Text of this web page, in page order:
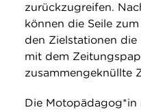
zurückzugreifen.
können die Seile
den Zielstationen
mit dem
zusammengeknüllte
Die Motopädagog*in